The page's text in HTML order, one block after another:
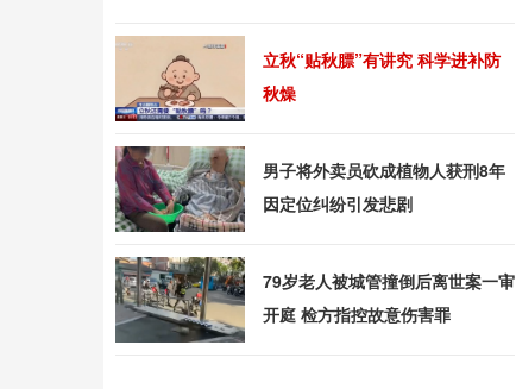
立秋“贴秋膘”有讲究 科学进补防
秋燥
男子将外卖员砍成植物人获刑8年
因定位纠纷引发悲剧
79岁老人被城管撞倒后离世案一审
开庭 检方指控故意伤害罪